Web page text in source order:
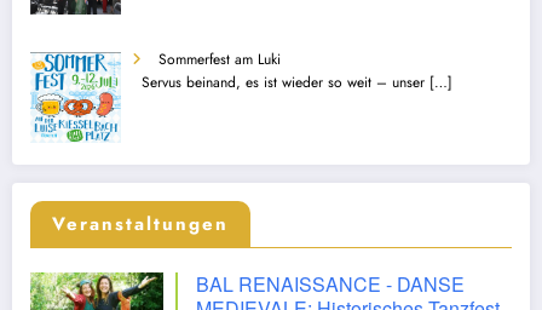
Sommerfest am Luki
Servus beinand, es ist wieder so weit – unser […]
Veranstaltungen
BAL RENAISSANCE - DANSE